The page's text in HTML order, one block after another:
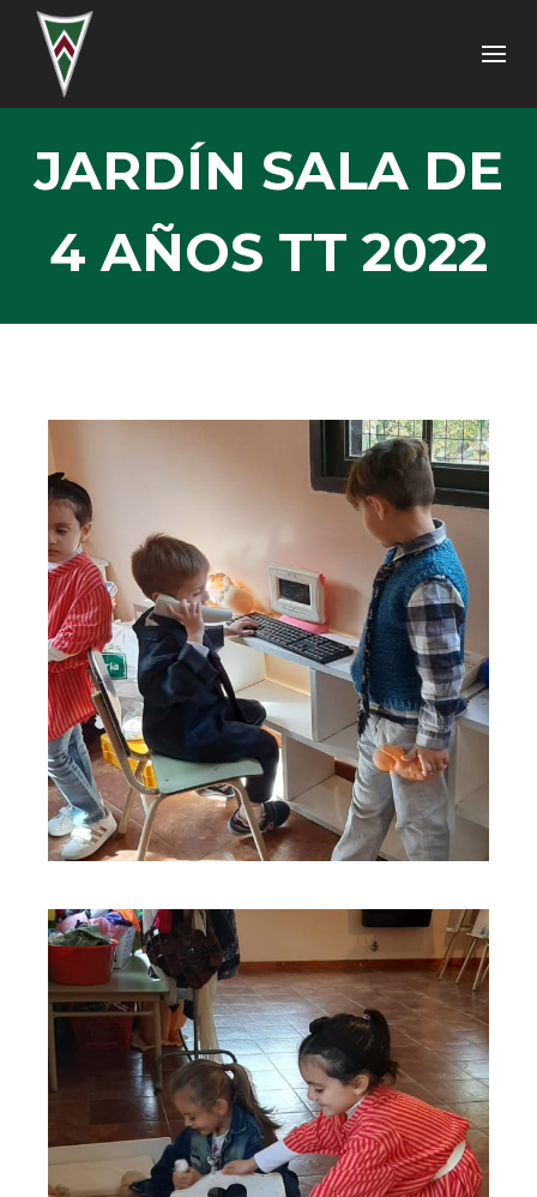
JARDÍN SALA DE
4 AÑOS TT 2022